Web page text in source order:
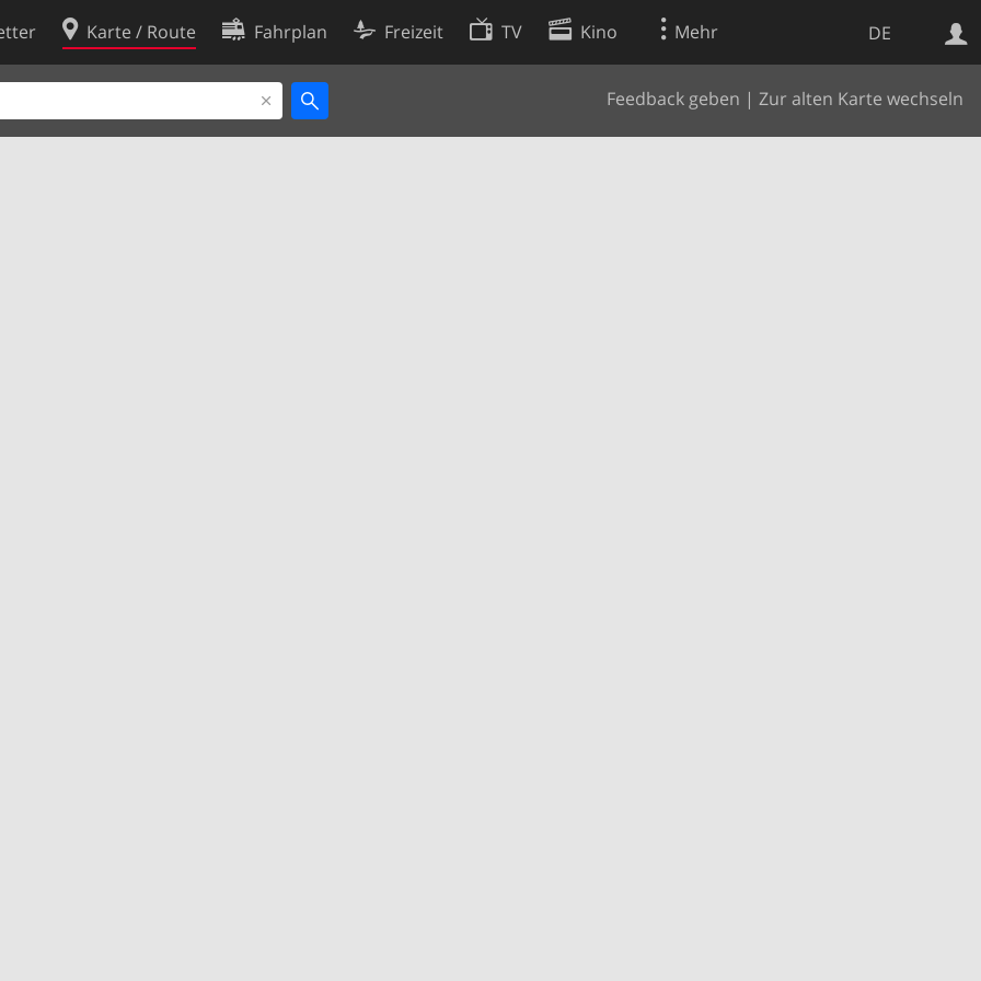
DE
Karte / Route Fahrplan Freizeit TV Kino Mehr
Feedback geben | Zur alten Karte wechseln
Websuche
Cookie-Richtlinie
Cookie-Einstellungen